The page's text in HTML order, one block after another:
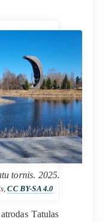
tornis. 2025.
CC BY-SA 4.0
Tatulas